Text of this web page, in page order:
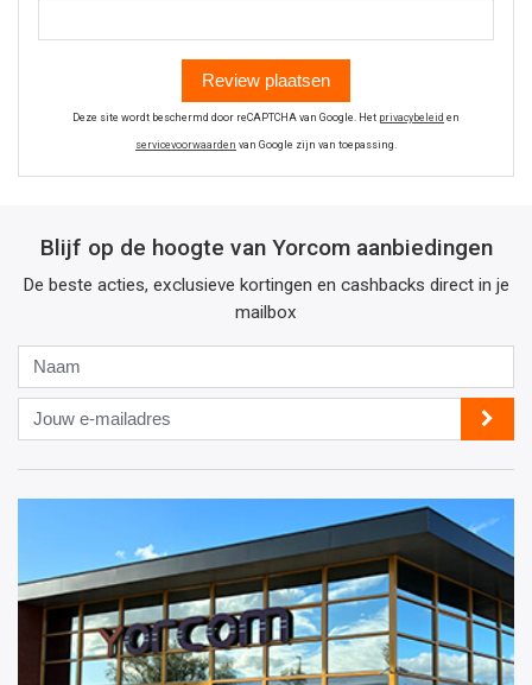
Review plaatsen
Deze site wordt beschermd door reCAPTCHA van Google. Het privacybeleid en
servicevoorwaarden van Google zijn van toepassing.
Blijf op de hoogte van Yorcom aanbiedingen
De beste acties, exclusieve kortingen en cashbacks direct in je
mailbox
Jouw
e-
mailadres